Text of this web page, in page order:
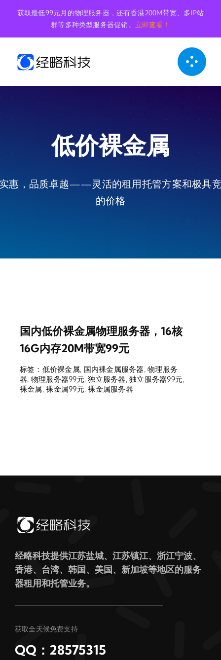
内
获取最低99元月的物理服务器，还有香港200M带宽、多IP站
群等多种类型服务器促销。 立即查看！
低价裸金属
惠，品质卓越——灵活的租用托管方案和极具
的价格
国内低价裸金属物理服务器，16核
16G内存20M带宽99元
标签： 低价裸金属, 国内裸金属服务器,物理服务
器, 物理服务器99元,独立服务器,独立服务器99元,
裸金属,裸金属99元,裸金属服务器
经略科技提供江苏盐城、江苏镇江、浙江宁波、
香港、台湾、韩国、美国、新加坡等地区的服务
器租用和托管业务。
获取全天候免费支持
QQ：28575315